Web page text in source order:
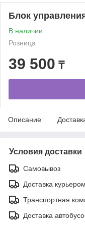
Блок
В наличии
Розница
39 500 ₸
Описание
Условия доставки
Самовывоз
Доставка
Транспортная
Доставка